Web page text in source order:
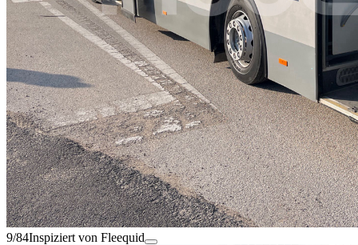
9/84Inspiziert von Fleequid